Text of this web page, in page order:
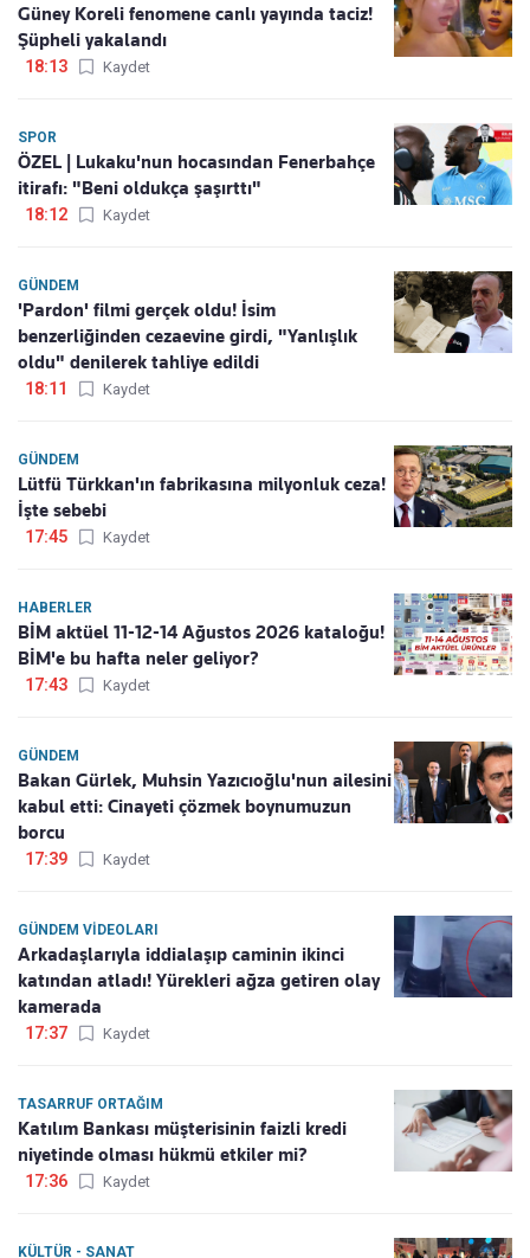
Güney Koreli fenomene canlı yayında taciz!
Şüpheli yakalandı
18:13 Kaydet
SPOR
ÖZEL | Lukaku'nun hocasından Fenerbahçe
itirafı: "Beni oldukça şaşırttı"
18:12 Kaydet
GÜNDEM
'Pardon' filmi gerçek oldu! İsim
benzerliğinden cezaevine girdi, "Yanlışlık
oldu" denilerek tahliye edildi
18:11 Kaydet
GÜNDEM
Lütfü Türkkan'ın fabrikasına milyonluk ceza!
İşte sebebi
17:45 Kaydet
HABERLER
BİM aktüel 11-12-14 Ağustos 2026 kataloğu!
BİM'e bu hafta neler geliyor?
17:43 Kaydet
GÜNDEM
Bakan Gürlek, Muhsin Yazıcıoğlu'nun ailesini
kabul etti: Cinayeti çözmek boynumuzun
borcu
17:39 Kaydet
GÜNDEM VIDEOLARI
Arkadaşlarıyla iddialaşıp caminin ikinci
katından atladı! Yürekleri ağza getiren olay
kamerada
17:37 Kaydet
TASARRUF ORTAĞIM
Katılım Bankası müşterisinin faizli kredi
niyetinde olması hükmü etkiler mi?
17:36 Kaydet
KÜLTÜR - SANAT